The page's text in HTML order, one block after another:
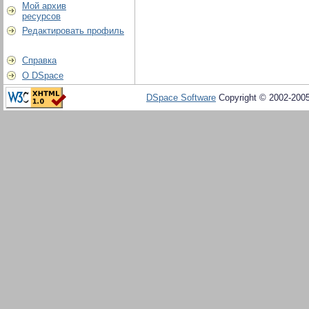
Мой архив
ресурсов
Редактировать профиль
Справка
О DSpace
DSpace Software Copyright © 2002-